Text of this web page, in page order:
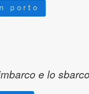
porto
e lo